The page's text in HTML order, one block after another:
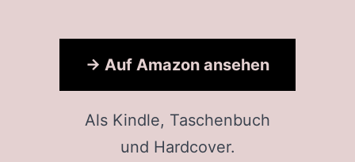
→ Auf Amazon ansehen
Als Kindle, Taschenbuch
und Hardcover.